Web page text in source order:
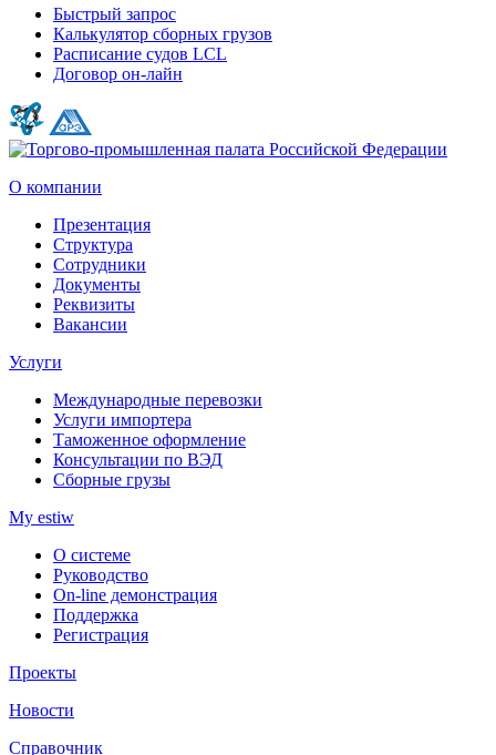
Быстрый запрос
Калькулятор сборных грузов
Расписание судов LCL
Договор он-лайн
О компании
Презентация
Структура
Сотрудники
Документы
Реквизиты
Вакансии
Услуги
Международные перевозки
Услуги импортера
Таможенное оформление
Консультации по ВЭД
Сборные грузы
My estiw
О системе
Руководство
On-line демонстрация
Поддержка
Регистрация
Проекты
Новости
Справочник